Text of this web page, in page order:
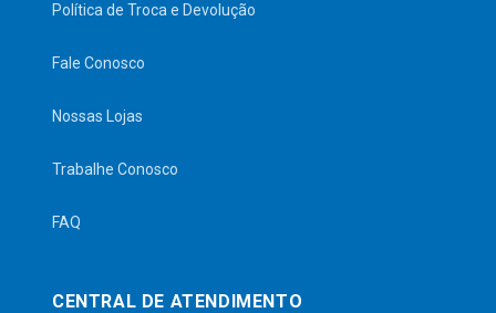
Política de Troca e Devolução
Fale Conosco
Nossas Lojas
Trabalhe Conosco
FAQ
CENTRAL DE ATENDIMENTO